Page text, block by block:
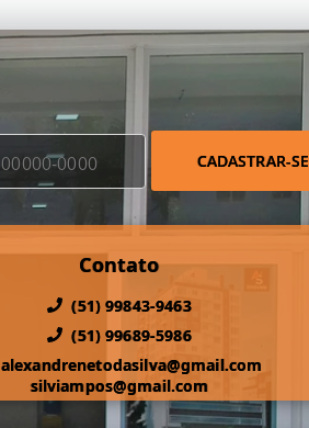
CADASTRAR-SE
Contato
(51) 99843-9463
(51) 99689-5986
alexandrenetodasilva@gmail.com
silviampos@gmail.com